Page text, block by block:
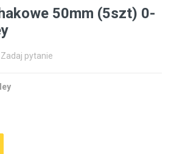
50mm (5szt) 0-
Zadaj pytanie